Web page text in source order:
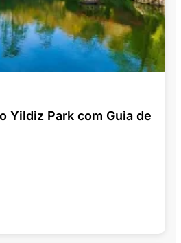
Yildiz Park com Guia de